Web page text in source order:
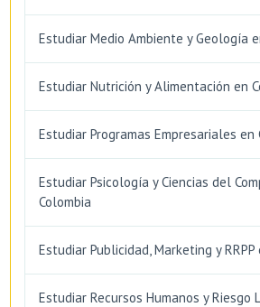
Estudiar Medio Ambiente y Geología
Estudiar Nutrición y Alimentación en
Estudiar Programas Empresariales en
Estudiar Psicología y Ciencias del
Colombia
Estudiar Publicidad, Marketing y RRPP
Estudiar Recursos Humanos y Riesgo